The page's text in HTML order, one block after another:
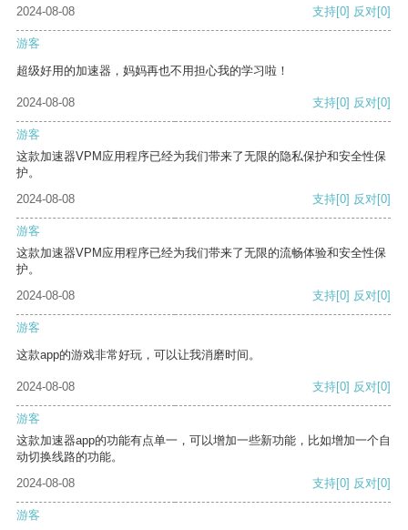
2024-08-08
支持[0] 反对[0]
游客
超级好用的加速器，妈妈再也不用担心我的学习啦！
2024-08-08 支持[0] 反对[0]
游客
这款加速器VPM应用程序已经为我们带来了无限的隐私保护和安全性保
护。
2024-08-08
支持[0] 反对[0]
游客
这款加速器VPM应用程序已经为我们带来了无限的流畅体验和安全性保
护。
2024-08-08
支持[0] 反对[0]
游客
这款app的游戏非常好玩，可以让我消磨时间。
2024-08-08 支持[0] 反对[0]
游客
这款加速器app的功能有点单一，可以增加一些新功能，比如增加一个自
动切换线路的功能。
2024-08-08
支持[0] 反对[0]
游客